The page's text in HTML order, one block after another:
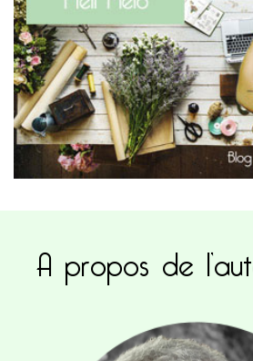
A propos de